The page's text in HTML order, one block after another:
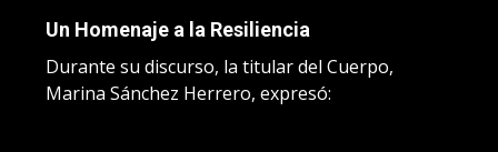
Un Homenaje a la Resiliencia
Durante su discurso, la titular del Cuerpo,
Marina Sánchez Herrero, expresó: